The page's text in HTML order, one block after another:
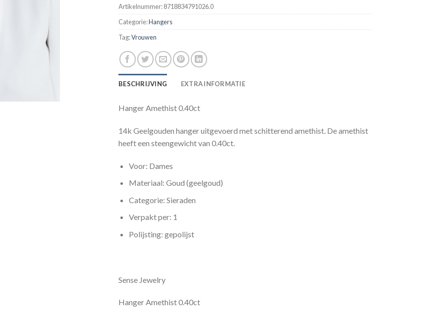
Artikelnummer:8718834791026.0
Categorie:Hangers
Tag:Vrouwen
BESCHRIJVING EXTRA INFORMATIE
Hanger Amethist 0.40ct
14k Geelgouden hanger uitgevoerd met schitterend amethist. De amethist
heeft een steengewicht van 0.40ct.
Voor: Dames
Materiaal: Goud (geelgoud)
Categorie: Sieraden
Verpakt per: 1
Polijsting: gepolijst
Sense Jewelry
Hanger Amethist 0.40ct